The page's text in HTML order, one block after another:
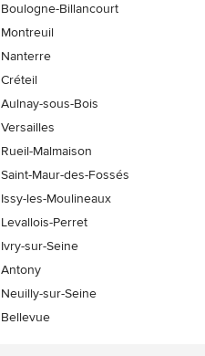
Boulogne-Billancourt
Montreuil
Nanterre
Créteil
Aulnay-sous-Bois
Versailles
Rueil-Malmaison
Saint-Maur-des-Fossés
Issy-les-Moulineaux
Levallois-Perret
Ivry-sur-Seine
Antony
Neuilly-sur-Seine
Bellevue